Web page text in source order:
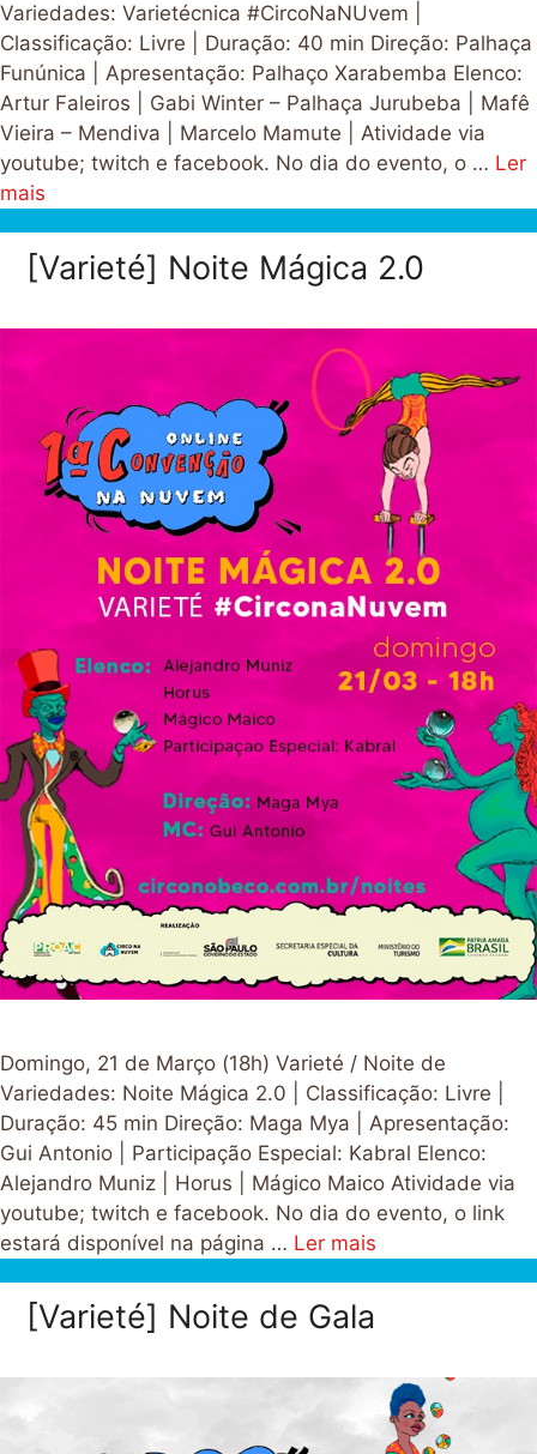
Variedades: Varietécnica #CircoNaNUvem |
Classificação: Livre | Duração: 40 min Direção: Palhaça
Funúnica | Apresentação: Palhaço Xarabemba Elenco:
Artur Faleiros | Gabi Winter – Palhaça Jurubeba | Mafê
Vieira – Mendiva | Marcelo Mamute | Atividade via
youtube; twitch e facebook. No dia do evento, o … Ler
mais
[Varieté] Noite Mágica 2.0
Domingo, 21 de Março (18h) Varieté / Noite de
Variedades: Noite Mágica 2.0 | Classificação: Livre |
Duração: 45 min Direção: Maga Mya | Apresentação:
Gui Antonio | Participação Especial: Kabral Elenco:
Alejandro Muniz | Horus | Mágico Maico Atividade via
youtube; twitch e facebook. No dia do evento, o link
estará disponível na página … Ler mais
[Varieté] Noite de Gala